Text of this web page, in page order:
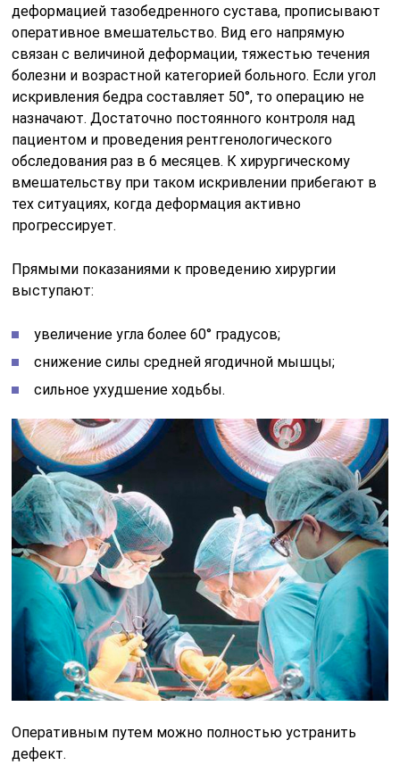
деформацией тазобедренного сустава, прописывают
оперативное вмешательство. Вид его напрямую
связан с величиной деформации, тяжестью течения
болезни и возрастной категорией больного. Если угол
искривления бедра составляет 50°, то операцию не
назначают. Достаточно постоянного контроля над
пациентом и проведения рентгенологического
обследования раз в 6 месяцев. К хирургическому
вмешательству при таком искривлении прибегают в
тех ситуациях, когда деформация активно
прогрессирует.
Прямыми показаниями к проведению хирургии
выступают:
увеличение угла более 60° градусов;
снижение силы средней ягодичной мышцы;
сильное ухудшение ходьбы.
Оперативным путем можно полностью устранить
дефект.